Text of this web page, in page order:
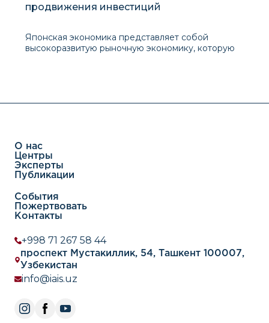
продвижения инвестиций
Японская экономика представляет собой
высокоразвитую рыночную экономику, которую
Экономика Японии резко выросла во второ
О нас
Центры
Эксперты
Публикации
События
Пожертвовать
Контакты
+998 71 267 58 44
проспект Мустакиллик, 54, Ташкент 100007,
Узбекистан
info@iais.uz